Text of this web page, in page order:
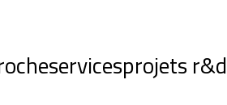
servicesprojets r&d